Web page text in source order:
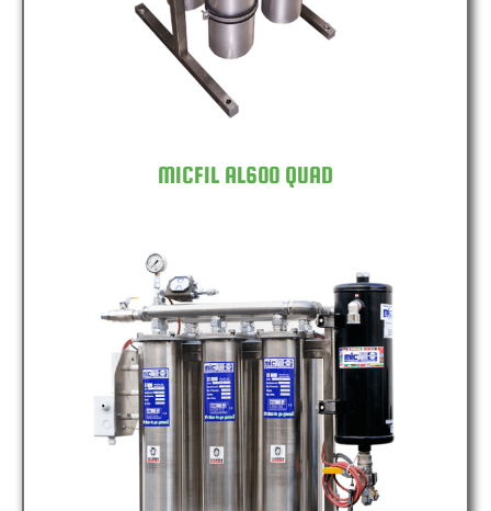
MICFIL AL600 QUAD
MICFIL AL600 SIXFOLD